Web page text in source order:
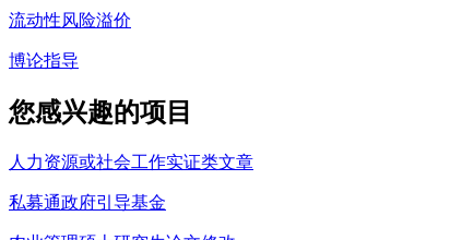
流动性风险溢价
博论指导
您感兴趣的项目
人力资源或社会工作实证类文章
私募通政府引导基金